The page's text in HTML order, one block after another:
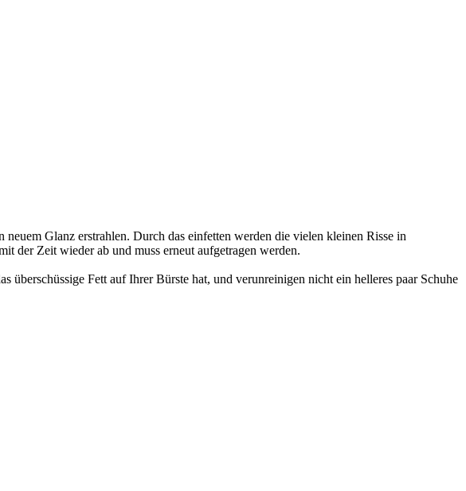
Glanz erstrahlen. Durch das einfetten werden die vielen kleinen Risse in
der Zeit wieder ab und muss erneut aufgetragen werden.
überschüssige Fett auf Ihrer Bürste hat, und verunreinigen nicht ein helleres paar Schuhe